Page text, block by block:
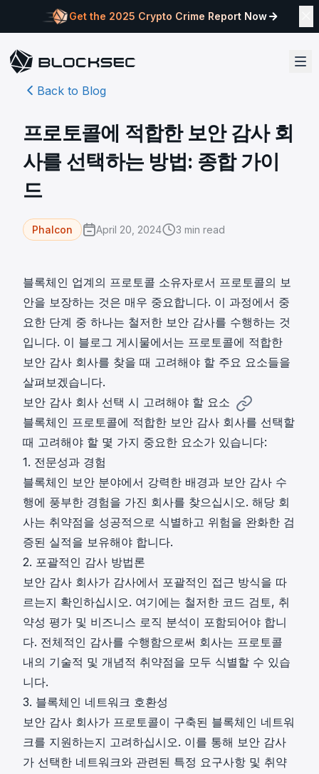
Get the 2025 Crypto Crime Report Now
Back to Blog
프로토콜에 적합한 보안 감사 회
사를 선택하는 방법: 종합 가이
드
Phalcon April 20, 2024 3 min read
블록체인 업계의 프로토콜 소유자로서 프로토콜의 보
안을 보장하는 것은 매우 중요합니다. 이 과정에서 중
요한 단계 중 하나는 철저한 보안 감사를 수행하는 것
입니다. 이 블로그 게시물에서는 프로토콜에 적합한
보안 감사 회사를 찾을 때 고려해야 할 주요 요소들을
살펴보겠습니다.
보안 감사 회사 선택 시 고려해야 할 요소
블록체인 프로토콜에 적합한 보안 감사 회사를 선택할
때 고려해야 할 몇 가지 중요한 요소가 있습니다:
1. 전문성과 경험
블록체인 보안 분야에서 강력한 배경과 보안 감사 수
행에 풍부한 경험을 가진 회사를 찾으십시오. 해당 회
사는 취약점을 성공적으로 식별하고 위험을 완화한 검
증된 실적을 보유해야 합니다.
2. 포괄적인 감사 방법론
보안 감사 회사가 감사에서 포괄적인 접근 방식을 따
르는지 확인하십시오. 여기에는 철저한 코드 검토, 취
약성 평가 및 비즈니스 로직 분석이 포함되어야 합니
다. 전체적인 감사를 수행함으로써 회사는 프로토콜
내의 기술적 및 개념적 취약점을 모두 식별할 수 있습
니다.
3. 블록체인 네트워크 호환성
보안 감사 회사가 프로토콜이 구축된 블록체인 네트워
크를 지원하는지 고려하십시오. 이를 통해 보안 감사
가 선택한 네트워크와 관련된 특정 요구사항 및 취약